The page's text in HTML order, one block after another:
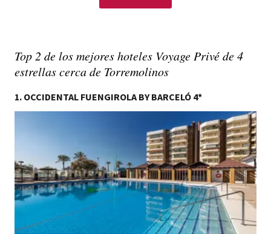
Top 2 de los mejores hoteles Voyage Privé de 4
estrellas cerca de Torremolinos
1. OCCIDENTAL FUENGIROLA BY BARCELÓ 4*